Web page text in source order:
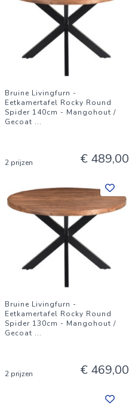
Bruine Livingfurn -
Eetkamertafel Rocky Round
Spider 140cm - Mangohout /
Gecoat ...
2 prijzen € 489,00
Bruine Livingfurn -
Eetkamertafel Rocky Round
Spider 130cm - Mangohout /
Gecoat ...
2 prijzen € 469,00